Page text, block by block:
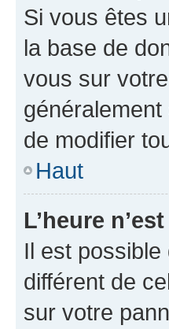
Si vous êtes
la base de
vous sur
de modifier
Haut
L’heure
Il est possible
différent de
sur votre